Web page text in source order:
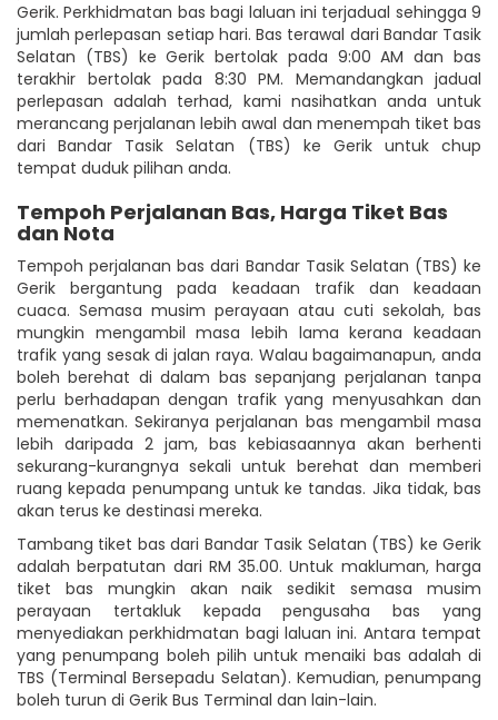
Gerik. Perkhidmatan bas bagi laluan ini terjadual sehingga 9
jumlah perlepasan setiap hari. Bas terawal dari Bandar Tasik
Selatan (TBS) ke Gerik bertolak pada 9:00 AM dan bas
terakhir bertolak pada 8:30 PM. Memandangkan jadual
perlepasan adalah terhad, kami nasihatkan anda untuk
merancang perjalanan lebih awal dan menempah tiket bas
dari Bandar Tasik Selatan (TBS) ke Gerik untuk chup
tempat duduk pilihan anda.
Tempoh Perjalanan Bas, Harga Tiket Bas
dan Nota
Tempoh perjalanan bas dari Bandar Tasik Selatan (TBS) ke
Gerik bergantung pada keadaan trafik dan keadaan
cuaca. Semasa musim perayaan atau cuti sekolah, bas
mungkin mengambil masa lebih lama kerana keadaan
trafik yang sesak di jalan raya. Walau bagaimanapun, anda
boleh berehat di dalam bas sepanjang perjalanan tanpa
perlu berhadapan dengan trafik yang menyusahkan dan
memenatkan. Sekiranya perjalanan bas mengambil masa
lebih daripada 2 jam, bas kebiasaannya akan berhenti
sekurang-kurangnya sekali untuk berehat dan memberi
ruang kepada penumpang untuk ke tandas. Jika tidak, bas
akan terus ke destinasi mereka.
Tambang tiket bas dari Bandar Tasik Selatan (TBS) ke Gerik
adalah berpatutan dari RM 35.00. Untuk makluman, harga
tiket bas mungkin akan naik sedikit semasa musim
perayaan tertakluk kepada pengusaha bas yang
menyediakan perkhidmatan bagi laluan ini. Antara tempat
yang penumpang boleh pilih untuk menaiki bas adalah di
TBS (Terminal Bersepadu Selatan). Kemudian, penumpang
boleh turun di Gerik Bus Terminal dan lain-lain.